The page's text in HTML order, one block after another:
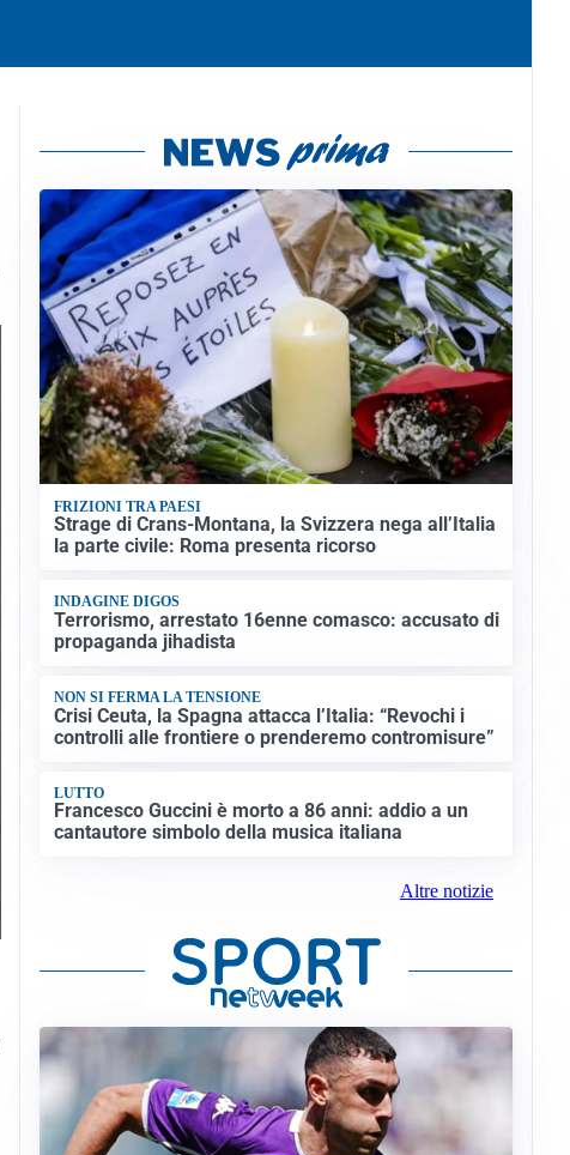
FRIZIONI TRA PAESI
Strage di Crans-Montana, la Svizzera nega all’Italia
la parte civile: Roma presenta ricorso
INDAGINE DIGOS
Terrorismo, arrestato 16enne comasco: accusato di
propaganda jihadista
NON SI FERMA LA TENSIONE
Crisi Ceuta, la Spagna attacca l’Italia: “Revochi i
controlli alle frontiere o prenderemo contromisure”
LUTTO
Francesco Guccini è morto a 86 anni: addio a un
cantautore simbolo della musica italiana
Altre notizie